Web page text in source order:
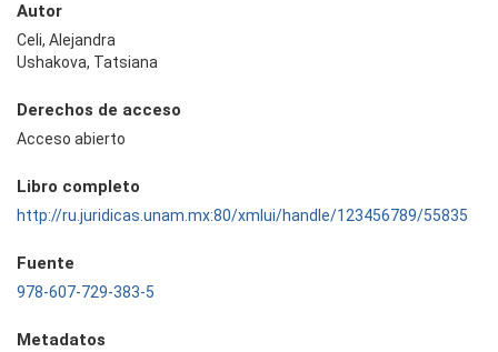
Autor
Celi, Alejandra
Ushakova, Tatsiana
Derechos de acceso
Acceso abierto
Libro completo
http://ru.juridicas.unam.mx:80/xmlui/handle/123456789/55835
Fuente
978-607-729-383-5
Metadatos